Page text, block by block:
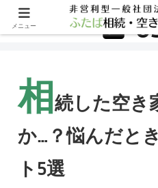
無
相続した空き
か…？悩んだと
ト5選
メニュー